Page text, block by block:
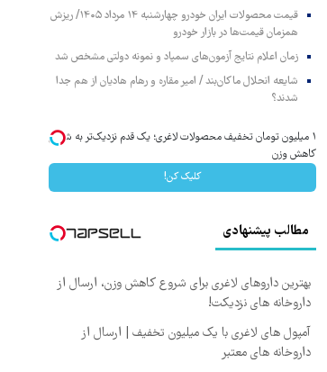
قیمت محصولات ایران خودرو چهارشنبه ۱۴ مرداد ۱۴۰۵/ ریزش
همزمان قیمت‌ها در بازار خودرو
زمان اعلام نتایج آزمون‌های سمپاد و نمونه دولتی مشخص شد
شایعه انحلال ماکان‌بند / امیر مقاره و رهام هادیان از هم جدا
شدند؟
۱ میلیون تومان تخفیف محصولات لاغری؛ یک قدم نزدیک‌تر به شروع
کاهش وزن
کلیک کن!
مطالب پیشنهادی
بهترین داروهای لاغری برای شروع کاهش وزن، ارسال از
داروخانه های نزدیکت!
آمپول های لاغری با یک میلیون تخفیف | ارسال از
داروخانه های معتبر